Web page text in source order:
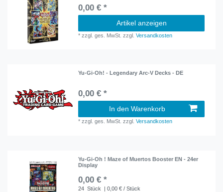
0,00 € *
Artikel anzeigen
*zzgl. ges. MwSt. zzgl.Versandkosten
Yu-Gi-Oh! - Legendary Arc-V Decks - DE
0,00 € *
In den Warenkorb
*zzgl. ges. MwSt. zzgl.Versandkosten
Yu-Gi-Oh ! Maze of Muertos Booster EN - 24er
Display
0,00 € *
24 Stück | 0,00 € / Stück